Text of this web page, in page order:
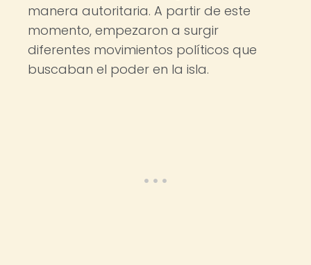
manera autoritaria. A partir de este
momento, empezaron a surgir
diferentes movimientos políticos que
buscaban el poder en la isla.